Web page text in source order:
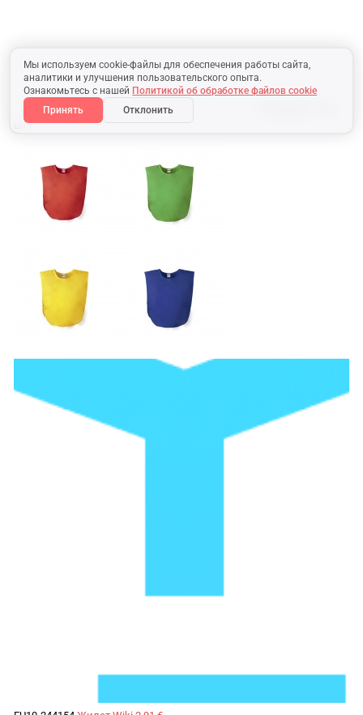
Мы используем cookie-файлы для обеспечения работы сайта,
аналитики и улучшения пользовательского опыта.
Ознакомьтесь с нашей Политикой об обработке файлов cookie
Принять
Отклонить
шт.